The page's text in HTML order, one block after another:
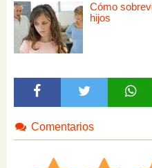
Cómo
hijos
Comentarios